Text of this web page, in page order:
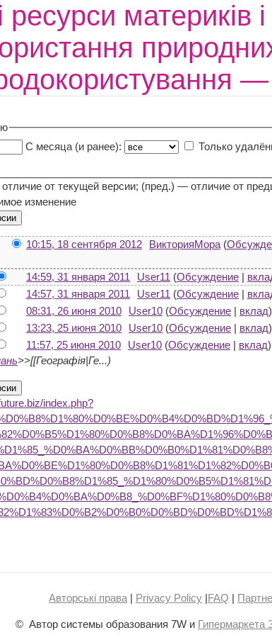
материків
С месяца (и ранее): Только
от текущей версии; (пред.) — отличие от
изменение
10:15, 18 сентября 2012 ВикторияМора (
14:59, 31 января 2011 User11 (Обсуждение |
14:57, 31 января 2011 User11 (Обсуждение |
08:31, 26 июня 2010 User10 (Обсуждение | вклад)
13:23, 25 июня 2010 User10 (Обсуждение | вклад)
11:57, 25 июня 2010 User10 (Обсуждение | вклад)
>>[[Географія|Ге...)
index.php?
Авторські права | Privacy Policy |FAQ |
© Автор системы образования 7W и Гипермаркета